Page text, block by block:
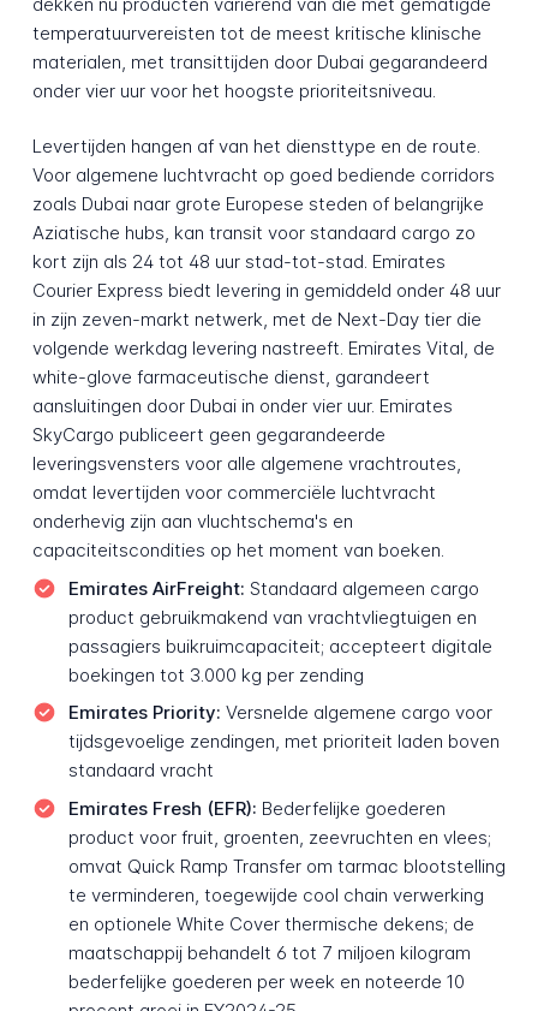
temperatuurvereisten tot de meest kritische klinische
materialen, met transittijden door Dubai gegarandeerd
onder vier uur voor het hoogste prioriteitsniveau.
Levertijden hangen af van het diensttype en de route.
Voor algemene luchtvracht op goed bediende corridors
zoals Dubai naar grote Europese steden of belangrijke
Aziatische hubs, kan transit voor standaard cargo zo
kort zijn als 24 tot 48 uur stad-tot-stad. Emirates
Courier Express biedt levering in gemiddeld onder 48 uur
in zijn zeven-markt netwerk, met de Next-Day tier die
volgende werkdag levering nastreeft. Emirates Vital, de
white-glove farmaceutische dienst, garandeert
aansluitingen door Dubai in onder vier uur. Emirates
SkyCargo publiceert geen gegarandeerde
leveringsvensters voor alle algemene vrachtroutes,
omdat levertijden voor commerciële luchtvracht
onderhevig zijn aan vluchtschema's en
capaciteitscondities op het moment van boeken.
Emirates AirFreight: Standaard algemeen cargo
product gebruikmakend van vrachtvliegtuigen en
passagiers buikruimcapaciteit; accepteert digitale
boekingen tot 3.000 kg per zending
Emirates Priority: Versnelde algemene cargo voor
tijdsgevoelige zendingen, met prioriteit laden boven
standaard vracht
Emirates Fresh (EFR): Bederfelijke goederen
product voor fruit, groenten, zeevruchten en vlees;
omvat Quick Ramp Transfer om tarmac blootstelling
te verminderen, toegewijde cool chain verwerking
en optionele White Cover thermische dekens; de
maatschappij behandelt 6 tot 7 miljoen kilogram
bederfelijke goederen per week en noteerde 10